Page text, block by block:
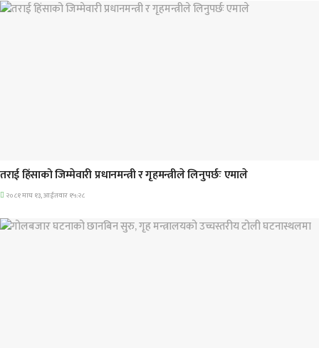
तराई हिंसाको जिम्मेवारी प्रधानमन्त्री र गृहमन्त्रीले लिनुपर्छः एमाले
२०८१ माघ १३, आईतवार १५:२८